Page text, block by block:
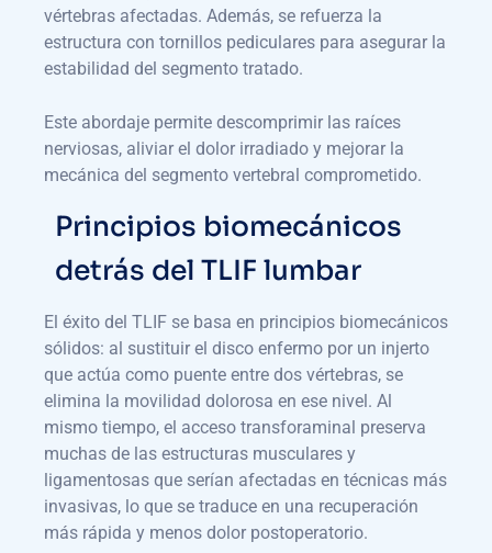
vértebras afectadas. Además, se refuerza la
estructura con tornillos pediculares para asegurar la
estabilidad del segmento tratado.
Este abordaje permite descomprimir las raíces
nerviosas, aliviar el dolor irradiado y mejorar la
mecánica del segmento vertebral comprometido.
Principios biomecánicos
detrás del TLIF lumbar
El éxito del TLIF se basa en principios biomecánicos
sólidos: al sustituir el disco enfermo por un injerto
que actúa como puente entre dos vértebras, se
elimina la movilidad dolorosa en ese nivel. Al
mismo tiempo, el acceso transforaminal preserva
muchas de las estructuras musculares y
ligamentosas que serían afectadas en técnicas más
invasivas, lo que se traduce en una recuperación
más rápida y menos dolor postoperatorio.